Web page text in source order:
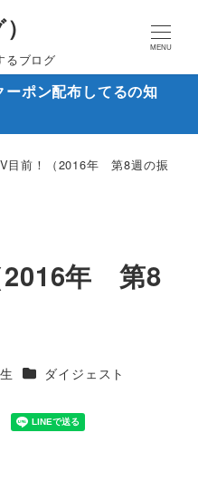
るブログ
MENU
ポン配布してるの知
目前！（2016年 第8週の振
2016年 第8
カテゴリー
ダイジェスト